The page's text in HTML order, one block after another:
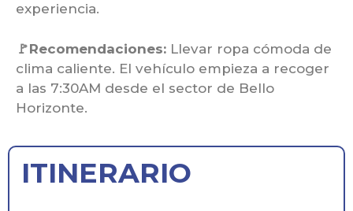
experiencia.
🚩Recomendaciones: Llevar ropa cómoda de
clima caliente. El vehículo empieza a recoger
a las 7:30AM desde el sector de Bello
Horizonte.
ITINERARIO